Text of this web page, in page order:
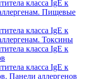
класса IgE к
Пищевые
класса IgE к
Токсины
класса IgE к
класса IgE к
Панели аллергенов